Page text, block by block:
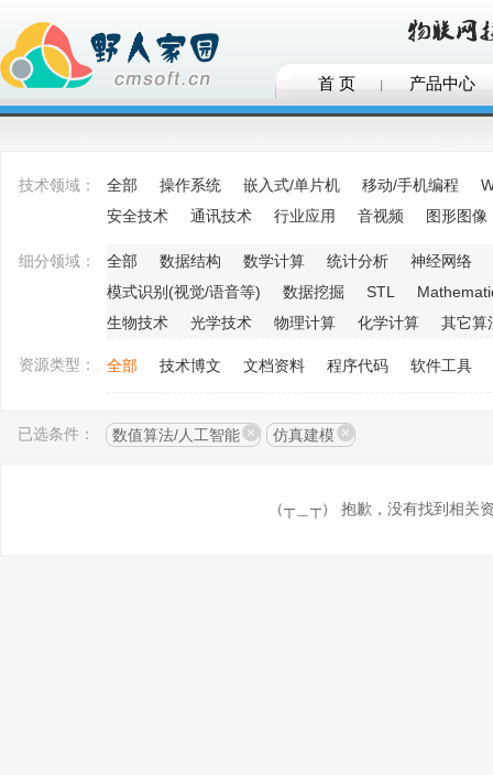
首 页 产品中心
技术领域： 全部 操作系统 嵌入式/单片机 移动/手机编程
安全技术
通讯技术 行业应用 音视频 图形图像
细分领域： 全部 数据结构 数学计算 统计分析
神经网络
模式识别(视觉/语音等)
数据挖掘 STL
生物技术
光学技术 物理计算 化学计算 其它算
资源类型： 全部 技术博文 文档资料 程序代码 软件工具
已选条件： 数值算法/人工智能 仿真建模
（┬＿┬） 抱歉，没有找到相关